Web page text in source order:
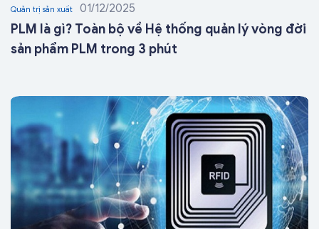
Quản trị sản xuất 01/12/2025
PLM là gì? Toàn bộ về Hệ thống quản lý vòng đời
sản phẩm PLM trong 3 phút